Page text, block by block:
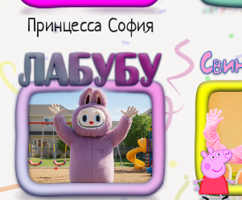
Принцесса София